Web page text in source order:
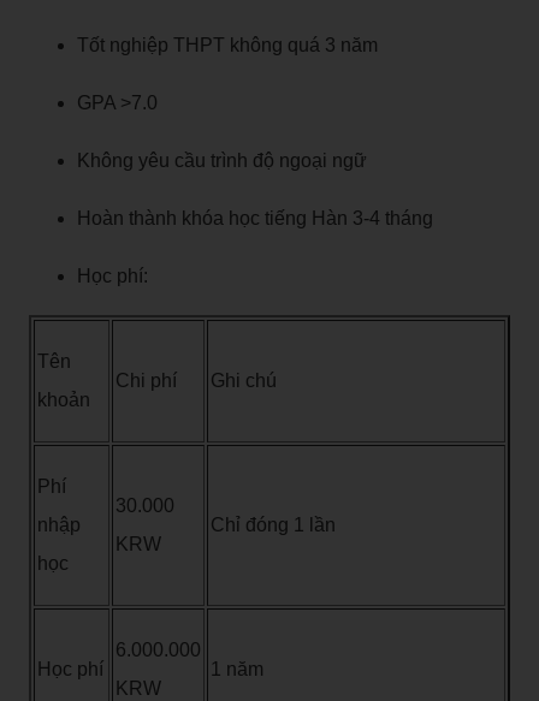
Tốt nghiệp THPT không quá 3 năm
GPA >7.0
Không yêu cầu trình độ ngoại ngữ
Hoàn thành khóa học tiếng Hàn 3-4 tháng
Học phí:
Tên
khoản
Chi phí Ghi chú
Phí
nhập
học
30.000
KRW
Chỉ đóng 1 lần
Học phí
6.000.000
KRW
1 năm